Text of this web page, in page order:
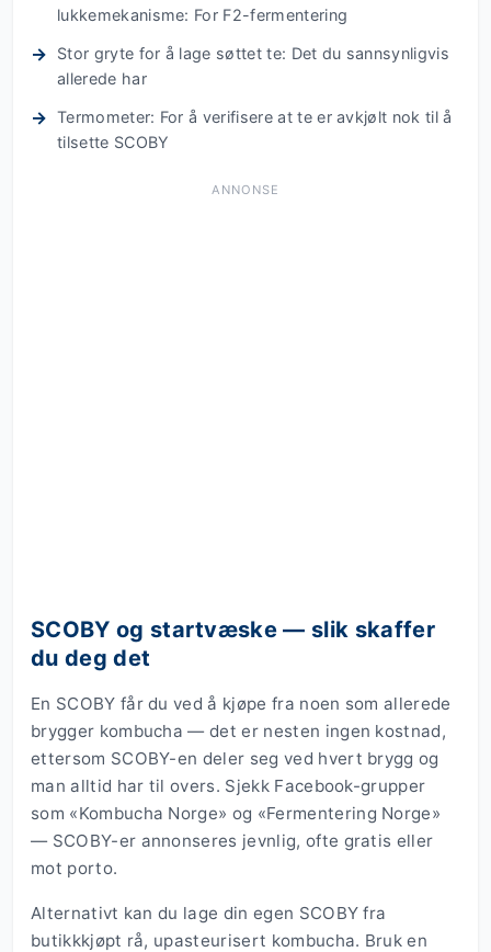
lukkemekanisme: For F2-fermentering
Stor gryte for å lage søttet te: Det du sannsynligvis
allerede har
Termometer: For å verifisere at te er avkjølt nok til å
tilsette SCOBY
ANNONSE
SCOBY og startvæske — slik skaffer
du deg det
En SCOBY får du ved å kjøpe fra noen som allerede
brygger kombucha — det er nesten ingen kostnad,
ettersom SCOBY-en deler seg ved hvert brygg og
man alltid har til overs. Sjekk Facebook-grupper
som «Kombucha Norge» og «Fermentering Norge»
— SCOBY-er annonseres jevnlig, ofte gratis eller
mot porto.
Alternativt kan du lage din egen SCOBY fra
butikkkjøpt rå, upasteurisert kombucha. Bruk en